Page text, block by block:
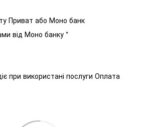
Приват або Моно банк
від Моно банку *
при використані послуги Оплата